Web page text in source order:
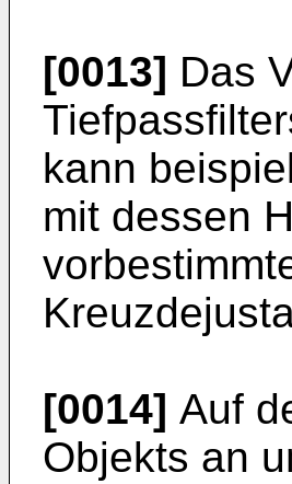
[0013] Das
kann
mit dessen
[0014] Auf
Objekts an